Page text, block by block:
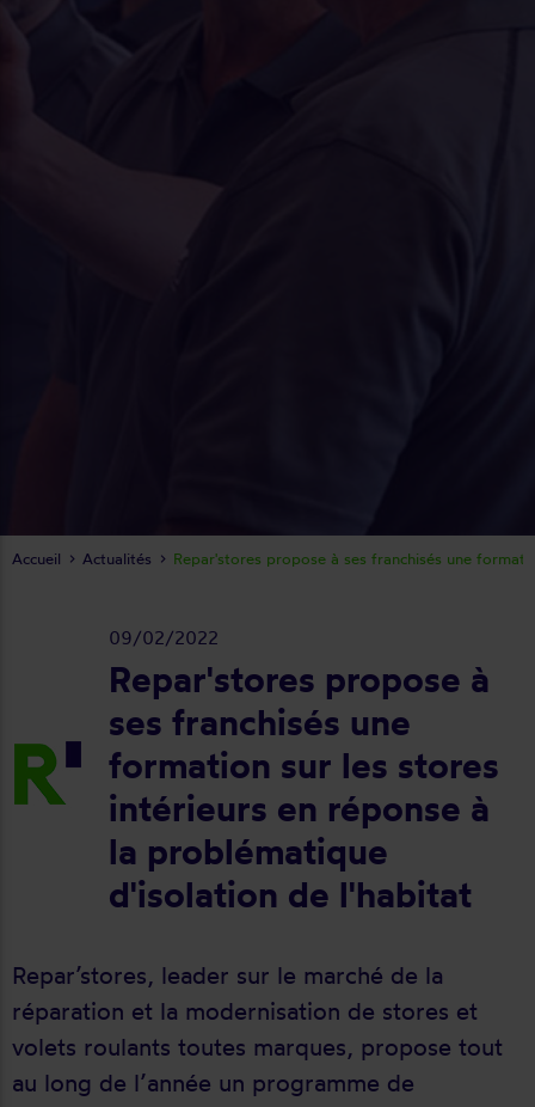
09/02/2022
Repar'stores propose à
ses franchisés une
formation sur les stores
intérieurs en réponse à
la problématique
d'isolation de l'habitat
Repar’stores, leader sur le marché de la
réparation et la modernisation de stores et
volets roulants toutes marques, propose tout
au long de l’année un programme de
Accueil Actualités Repar'stores propose à ses franchisés une